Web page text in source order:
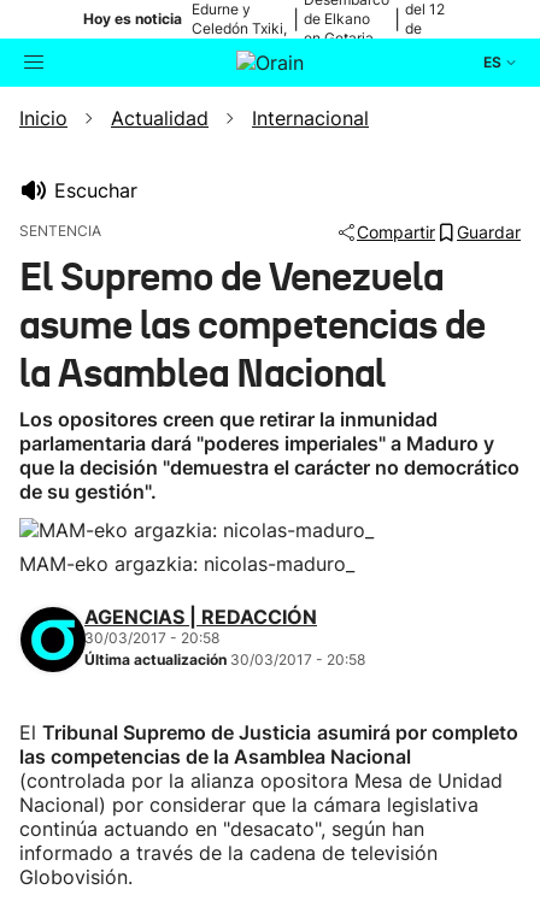
Hoy es noticia
Edurne y
Celedón Txiki,
en directo
de Elkano
en Getaria
del 12
de
ES
Buscador Actualidad
Ikusmiran
Eguraldia
Inicio Actualidad Internacional
Escuchar
SENTENCIA Compartir Guardar
El Supremo de Venezuela
asume las competencias de
la Asamblea Nacional
Los opositores creen que retirar la inmunidad
parlamentaria dará "poderes imperiales" a Maduro y
que la decisión "demuestra el carácter no democrático
de su gestión".
MAM-eko argazkia: nicolas-maduro_
AGENCIAS | REDACCIÓN
30/03/2017 - 20:58
Última actualización 30/03/2017 - 20:58
El Tribunal Supremo de Justicia asumirá por completo
las competencias de la Asamblea Nacional
(controlada por la alianza opositora Mesa de Unidad
Nacional) por considerar que la cámara legislativa
continúa actuando en "desacato", según han
informado a través de la cadena de televisión
Globovisión.